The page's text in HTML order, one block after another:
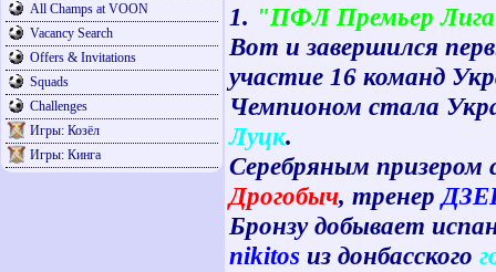
All Champs at VOON
Vacancy Search
Offers & Invitations
Squads
Challenges
Игры: Козёл
Игры: Кинга
1. "ПФЛ Премьер
Вот и завершился
участие 16 команд
Чемпионом стала
Луцк.
Серебряным
Дрогобыч, тренер
Бронзу добывает
nikitos из донбасского